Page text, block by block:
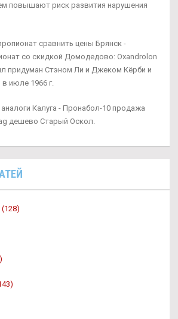
повышают риск развития нарушения
сравнить цены Брянск -
со скидкой Домодедово: Oxandrolon
придуман Стэном Ли и Джеком Кёрби и
июле 1966 г.
аналоги Калуга - Пронабол-10 продажа
дешево Старый Оскол.
(128)